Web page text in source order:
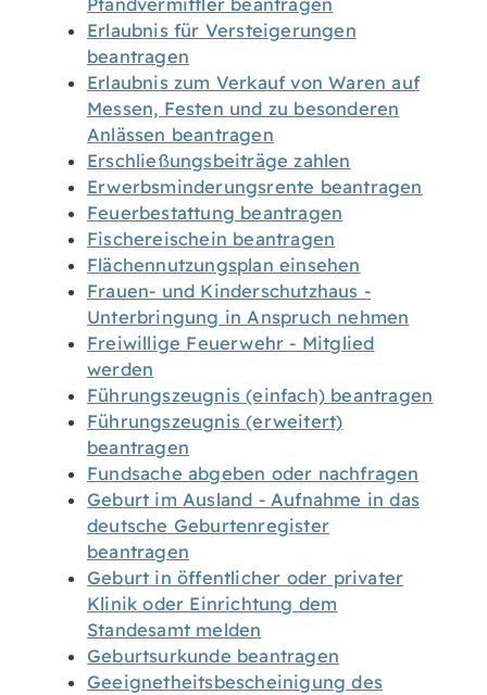
Pfandvermittler beantragen
Erlaubnis für Versteigerungen
beantragen
Erlaubnis zum Verkauf von Waren auf
Messen, Festen und zu besonderen
Anlässen beantragen
Erschließungsbeiträge zahlen
Erwerbsminderungsrente beantragen
Feuerbestattung beantragen
Fischereischein beantragen
Flächennutzungsplan einsehen
Frauen- und Kinderschutzhaus -
Unterbringung in Anspruch nehmen
Freiwillige Feuerwehr - Mitglied
werden
Führungszeugnis (einfach) beantragen
Führungszeugnis (erweitert)
beantragen
Fundsache abgeben oder nachfragen
Geburt im Ausland - Aufnahme in das
deutsche Geburtenregister
beantragen
Geburt in öffentlicher oder privater
Klinik oder Einrichtung dem
Standesamt melden
Geburtsurkunde beantragen
Geeignetheitsbescheinigung des